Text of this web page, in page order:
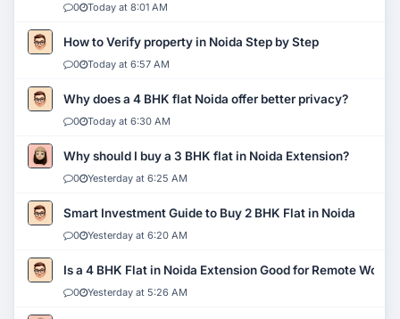
0 Today at 8:01 AM
How to Verify property in Noida Step by Step
0 Today at 6:57 AM
Why does a 4 BHK flat Noida offer better privacy?
0 Today at 6:30 AM
Why should I buy a 3 BHK flat in Noida Extension?
0 Yesterday at 6:25 AM
Smart Investment Guide to Buy 2 BHK Flat in Noida
0 Yesterday at 6:20 AM
Is a 4 BHK Flat in Noida Extension Good for Remote Work?
0 Yesterday at 5:26 AM